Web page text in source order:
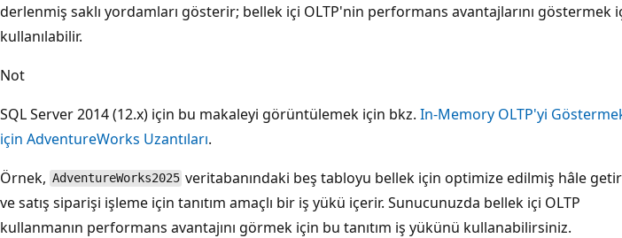
derlenmiş saklı yordamları gösterir; bellek içi OLTP'nin performans avantajlarını göstermek
kullanılabilir.
Not
SQL Server 2014 (12.x) için bu makaleyi görüntülemek için bkz. In-Memory OLTP'yi
için AdventureWorks Uzantıları.
Örnek, AdventureWorks2025 veritabanındaki beş tabloyu bellek için optimize edilmiş hâle
ve satış siparişi işleme için tanıtım amaçlı bir iş yükü içerir. Sunucunuzda bellek içi OLTP
kullanmanın performans avantajını görmek için bu tanıtım iş yükünü kullanabilirsiniz.